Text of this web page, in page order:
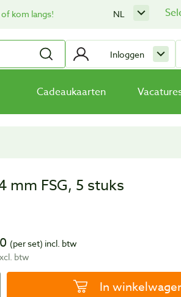
kom langs! NL
Inloggen
Cadeaukaarten
mm FSG, 5 stuks
(per set) incl. btw
btw
In